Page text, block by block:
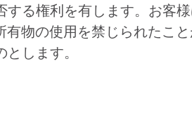
る権利を有します。お客
物の使用を禁じられたこ
します。